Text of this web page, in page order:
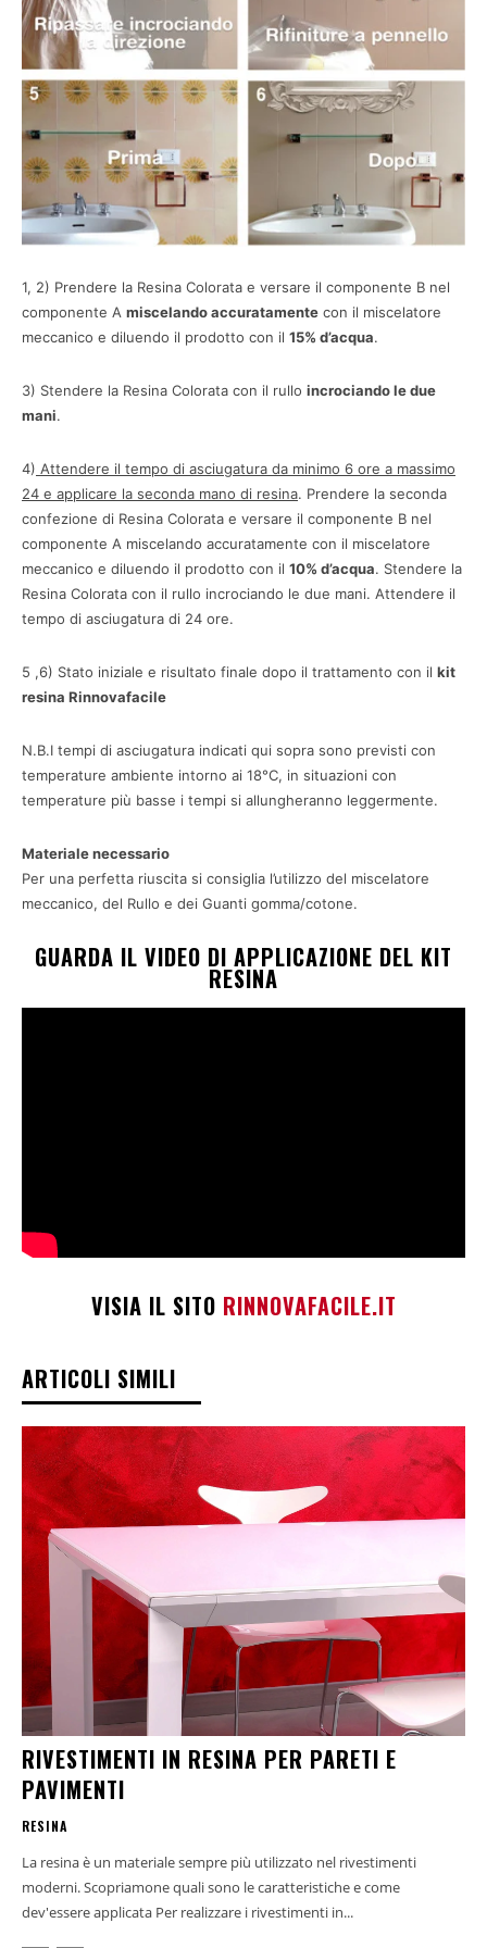
1, 2) Prendere la Resina Colorata e versare il componente B nel
componente A miscelando accuratamente con il miscelatore
meccanico e diluendo il prodotto con il 15% d’acqua.
3) Stendere la Resina Colorata con il rullo incrociando le due
mani.
4) Attendere il tempo di asciugatura da minimo 6 ore a massimo
24 e applicare la seconda mano di resina. Prendere la seconda
confezione di Resina Colorata e versare il componente B nel
componente A miscelando accuratamente con il miscelatore
meccanico e diluendo il prodotto con il 10% d’acqua. Stendere la
Resina Colorata con il rullo incrociando le due mani. Attendere il
tempo di asciugatura di 24 ore.
5 ,6) Stato iniziale e risultato finale dopo il trattamento con il kit
resina Rinnovafacile
N.B.I tempi di asciugatura indicati qui sopra sono previsti con
temperature ambiente intorno ai 18°C, in situazioni con
temperature più basse i tempi si allungheranno leggermente.
Materiale necessario
Per una perfetta riuscita si consiglia l’utilizzo del miscelatore
meccanico, del Rullo e dei Guanti gomma/cotone.
GUARDA IL VIDEO DI APPLICAZIONE DEL KIT
RESINA
VISIA IL SITO RINNOVAFACILE.IT
ARTICOLI SIMILI
RIVESTIMENTI IN RESINA PER PARETI E
PAVIMENTI
RESINA
La resina è un materiale sempre più utilizzato nel rivestimenti
moderni. Scopriamone quali sono le caratteristiche e come
dev'essere applicata Per realizzare i rivestimenti in...